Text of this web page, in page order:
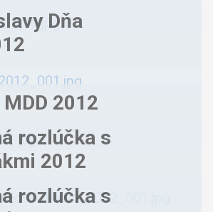
Dňa
2012
rozlúčka s
2012
rozlúčka s